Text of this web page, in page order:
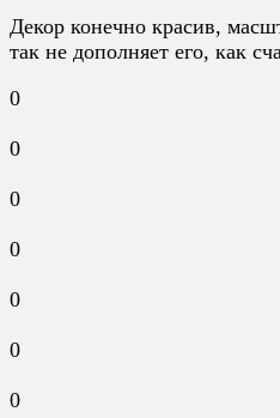
Декор конечно красив,
так не дополняет его, как
0
0
0
0
0
0
0